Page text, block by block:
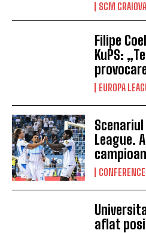
SCM
Filipe
KuPS:
EUROPA
League.
aflat